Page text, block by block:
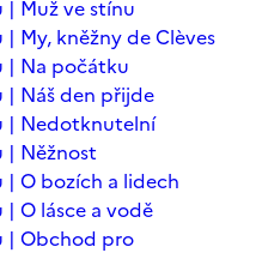
| Muž ve stínu
My, kněžny de Clèves
| Na počátku
| Náš den přijde
| Nedotknutelní
| Něžnost
| O bozích a lidech
O lásce a vodě
| Obchod pro